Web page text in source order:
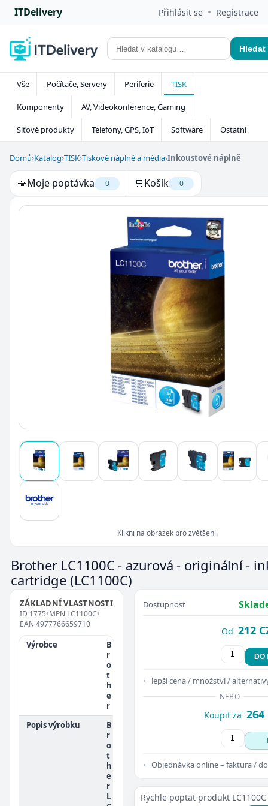
ITDelivery Přihlásit se • Registrace
Hledat
Vše Počítače, Servery Periferie TISK
Komponenty AV, Videokonference, Gaming
Síťové produkty Telefony, GPS, IoT Software Ostatní
Domů›Katalog›TISK›Tiskové náplně a média›Inkoustové náplně
🧺Moje poptávka 0 🛒Košík 0
Klikni na obrázek pro zvětšení.
Brother LC1100C - azurová - originální -
cartridge (LC1100C)
ZÁKLADNÍ VLASTNOSTI
ID 1775•MPN LC1100C•
EAN 4977766659710
Výrobce
B
r
o
t
h
e
r
Popis výrobku
B
r
o
t
h
e
r
L
Dostupnost
Od 212
DO
lepší cena / množství /
NEBO
Koupit za 264
Objednávka online – faktura /
Rychle poptat produkt LC1100C